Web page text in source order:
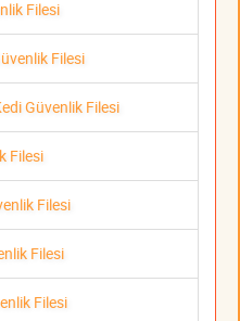
Filesi
Filesi
Güvenlik Filesi
Filesi
Filesi
Filesi
Filesi